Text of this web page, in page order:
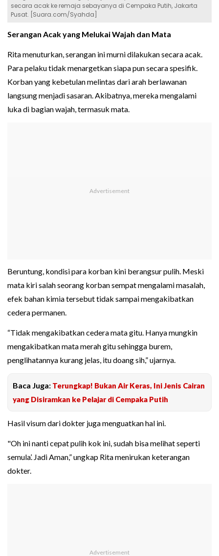
secara acak ke remaja sebayanya di Cempaka Putih, Jakarta
Pusat. [Suara.com/Syahda]
Serangan Acak yang Melukai Wajah dan Mata
Rita menuturkan, serangan ini murni dilakukan secara acak.
Para pelaku tidak menargetkan siapa pun secara spesifik.
Korban yang kebetulan melintas dari arah berlawanan
langsung menjadi sasaran. Akibatnya, mereka mengalami
luka di bagian wajah, termasuk mata.
Beruntung, kondisi para korban kini berangsur pulih. Meski
mata kiri salah seorang korban sempat mengalami masalah,
efek bahan kimia tersebut tidak sampai mengakibatkan
cedera permanen.
“Tidak mengakibatkan cedera mata gitu. Hanya mungkin
mengakibatkan mata merah gitu sehingga burem,
penglihatannya kurang jelas, itu doang sih,” ujarnya.
Baca Juga: Terungkap! Bukan Air Keras, Ini Jenis Cairan
yang Disiramkan ke Pelajar di Cempaka Putih
Hasil visum dari dokter juga menguatkan hal ini.
"Oh ini nanti cepat pulih kok ini, sudah bisa melihat seperti
semula’. Jadi Aman,” ungkap Rita menirukan keterangan
dokter.